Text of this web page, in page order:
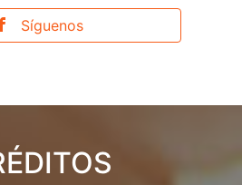
Síguenos